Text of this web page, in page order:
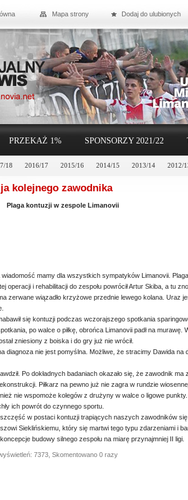
Mapa strony Dodaj do ulubionych
18 2016/17 2015/16 2014/15 2013/14 2012/
PRZEKAŻ 1% SPONSORZY 2021/22
kolejnego zawodnika
Plaga kontuzji w zespole Limanovii
wiadomość mamy dla wszystkich sympatyków Limanovii.
operacji i rehabilitacji do zespołu powrócił Artur Skiba, a tu
zerwane wiązadło krzyżowe przednie lewego kolana. Uraz
się kontuzji podczas wczorajszego spotkania
po walce o piłkę, obrońca Limanovii padł na
zniesiony z boiska i do gry już nie wrócił.
diagnoza nie jest pomyślna. Możliwe, że stracimy Dawida na
Po dokładnych badaniach okazało się, że zawodnik
Piłkarz na pewno już nie zagra w rundzie
nie wspomoże kolegów z drużyny w walce o ligowe
ich powrót do czynnego sportu.
w postaci kontuzji trapiących naszych zawodników
Sieklińskiemu, który się martwi tego typu zdarzeniami i
budowy silnego zespołu na miarę przynajmniej II ligi.
7373, Skomentowano 0 razy